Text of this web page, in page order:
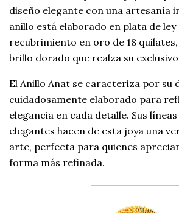
diseño elegante con una artesanía
anillo está elaborado en plata de ley
recubrimiento en oro de 18
brillo dorado que realza su
El Anillo Anat se caracteriza por su
cuidadosamente elaborado para
elegancia en cada detalle. Sus
elegantes hacen de esta joya una
arte, perfecta para quienes
forma más refinada.